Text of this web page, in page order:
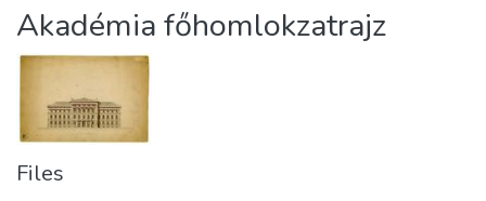
Statistics
About us
Akadémia főhomlokzatrajz
Files